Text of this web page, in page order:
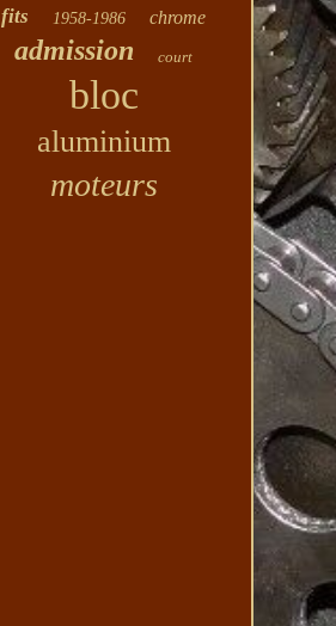
fits 1958-1986 chrome
admission court
bloc
aluminium
moteurs